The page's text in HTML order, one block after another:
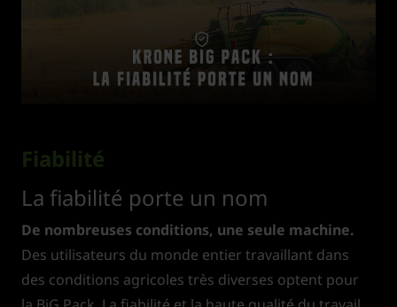
Fiabilité
La fiabilité porte un nom
De nombreuses conditions, une seule machine.
Des utilisateurs du monde entier travaillant dans
des conditions agricoles très diverses optent pour